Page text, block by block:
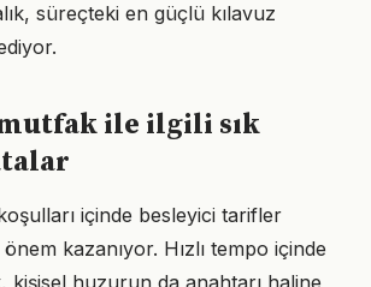
süreçteki en güçlü kılavuz
ile ilgili sık
içinde besleyici tarifler
kazanıyor. Hızlı tempo içinde
kişisel huzurun da anahtarı haline